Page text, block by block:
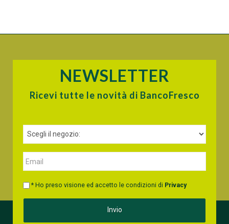
NEWSLETTER
Ricevi tutte le novità di BancoFresco
* Ho preso visione ed accetto le condizioni di Privacy